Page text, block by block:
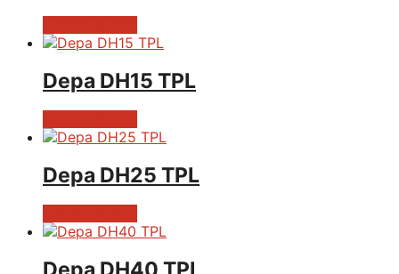
Depa DH15 TPL
Depa DH25 TPL